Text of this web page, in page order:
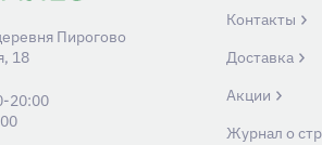
Пирогово
18
20:00
Контакты
Доставка
Акции
Журнал о